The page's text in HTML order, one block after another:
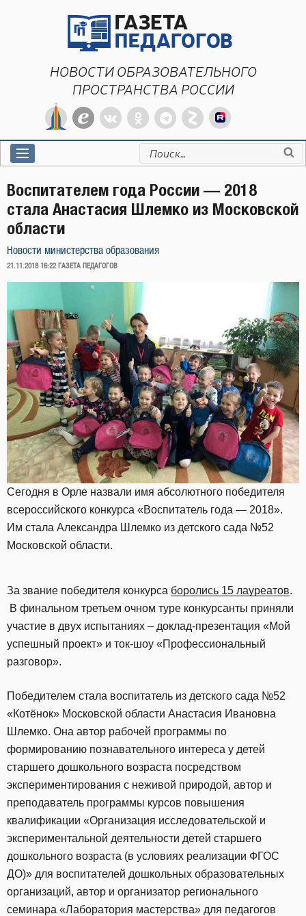
НОВОСТИ ОБРАЗОВАТЕЛЬНОГО
ПРОСТРАНСТВА РОССИИ
Искать:
Воспитателем года России — 2018
стала Анастасия Шлемко из Московской
области
Новости министерства образования
ОПУБЛИКОВАНО
21.11.2018 16:22 ГАЗЕТА ПЕДАГОГОВ
Сегодня в Орле назвали имя абсолютного победителя
всероссийского конкурса «Воспитатель года — 2018».
Им стала Александра Шлемко из детского сада №52
Московской области.
За звание победителя конкурса боролись 15 лауреатов.
В финальном третьем очном туре конкурсанты приняли
участие в двух испытаниях – доклад-презентация «Мой
успешный проект» и ток-шоу «Профессиональный
разговор».
Победителем стала воспитатель из детского сада №52
«Котёнок» Московской области Анастасия Ивановна
Шлемко. Она автор рабочей программы по
формированию познавательного интереса у детей
старшего дошкольного возраста посредством
экспериментирования с неживой природой, автор и
преподаватель программы курсов повышения
квалификации «Организация исследовательской и
экспериментальной деятельности детей старшего
дошкольного возраста (в условиях реализации ФГОС
ДО)» для воспитателей дошкольных образовательных
организаций, автор и организатор регионального
семинара «Лаборатория мастерства» для педагогов